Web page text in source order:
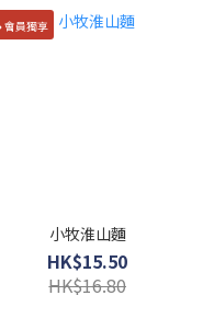
會員獨享
小牧淮山麵
HK$15.50
HK$16.80